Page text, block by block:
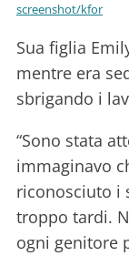
screenshot/kfor
Sua figlia
mentre era
sbrigando i
“Sono stata
immaginavo
riconosciuto i
troppo tardi.
ogni genitore